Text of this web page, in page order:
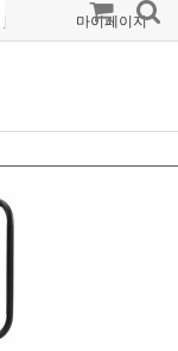
마이페이지